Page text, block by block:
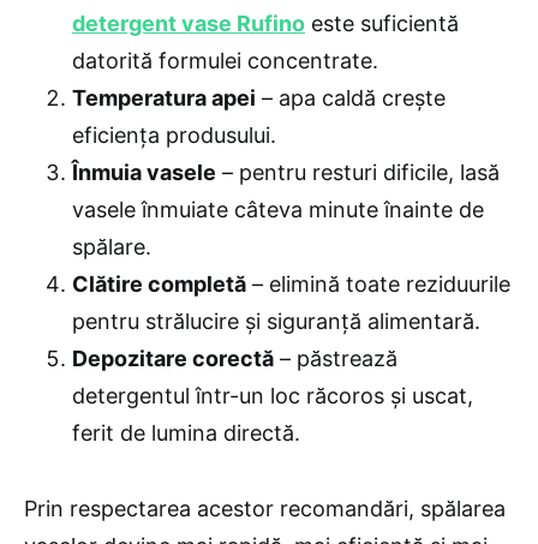
detergent vase Rufino este suficientă
datorită formulei concentrate.
Temperatura apei – apa caldă crește
eficiența produsului.
Înmuia vasele – pentru resturi dificile, lasă
vasele înmuiate câteva minute înainte de
spălare.
Clătire completă – elimină toate reziduurile
pentru strălucire și siguranță alimentară.
Depozitare corectă – păstrează
detergentul într-un loc răcoros și uscat,
ferit de lumina directă.
Prin respectarea acestor recomandări, spălarea